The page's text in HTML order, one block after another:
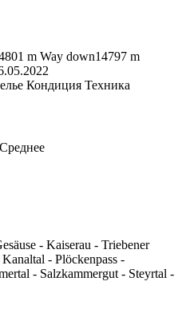
m Way down14797 m
Кондиция Техника
Среднее
- Kaiserau - Triebener
- Plöckenpass -
- Salzkammergut - Steyrtal -